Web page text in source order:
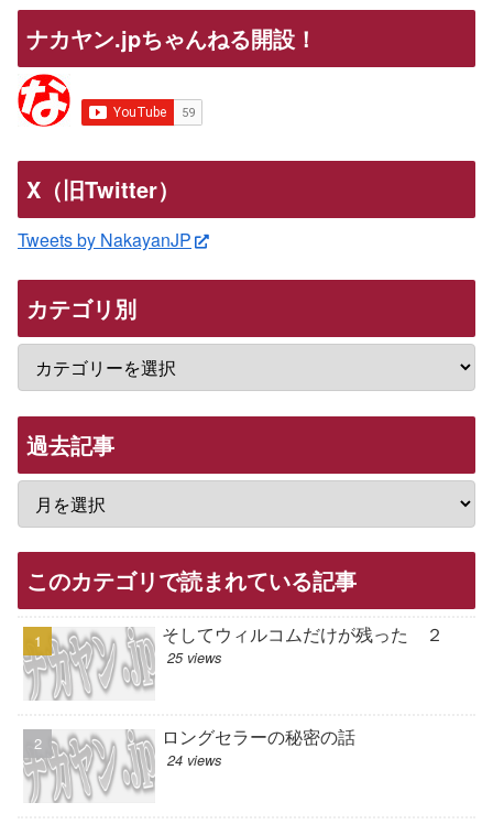
ナカヤン.jpちゃんねる開設！
X（旧Twitter）
Tweets by NakayanJP
カテゴリ別
過去記事
このカテゴリで読まれている記事
そしてウィルコムだけが残った ２
25 views
ロングセラーの秘密の話
24 views